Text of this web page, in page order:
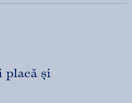
placă și